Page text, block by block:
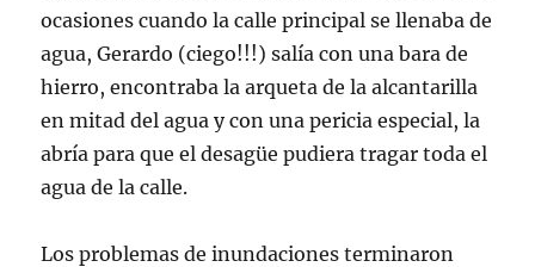
ocasiones cuando la calle principal se llenaba de
agua, Gerardo (ciego!!!) salía con una bara de
hierro, encontraba la arqueta de la alcantarilla
en mitad del agua y con una pericia especial, la
abría para que el desagüe pudiera tragar toda el
agua de la calle.
Los problemas de inundaciones terminaron